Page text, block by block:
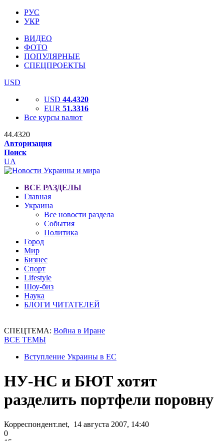
РУС
УКР
ВИДЕО
ФОТО
ПОПУЛЯРНЫЕ
СПЕЦПРОЕКТЫ
USD
USD 44.4320
EUR 51.3316
Все курсы валют
44.4320
Авторизация
Поиск
UA
ВСЕ РАЗДЕЛЫ
Главная
Украина
Все новости раздела
События
Политика
Город
Мир
Бизнес
Спорт
Lifestyle
Шоу-биз
Наука
БЛОГИ ЧИТАТЕЛЕЙ
СПЕЦТЕМА: Война в Иране
ВСЕ ТЕМЫ
Вступление Украины в ЕС
НУ-НС и БЮТ хотят
разделить портфели поровну
Корреспондент.net, 14 августа 2007, 14:40
0